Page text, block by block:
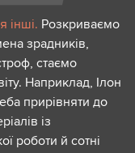
інші. Розкриваємо
зрадників,
стаємо
Наприклад, Ілон
прирівняти до
із
роботи й сотні